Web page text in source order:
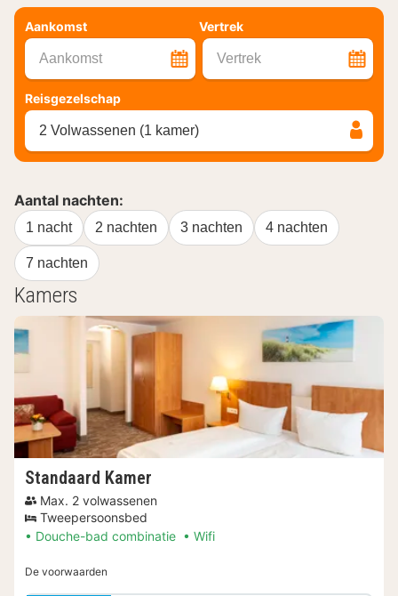
Aankomst Vertrek
Aankomst Vertrek
Reisgezelschap
2 Volwassenen (1 kamer)
Aantal nachten:
1 nacht 2 nachten 3 nachten 4 nachten
7 nachten
Kamers
Standaard Kamer
Max. 2 volwassenen
Tweepersoonsbed
Douche-bad combinatie
Wifi
De voorwaarden